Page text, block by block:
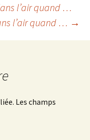
l’air quand …
l’air quand … →
Les champs